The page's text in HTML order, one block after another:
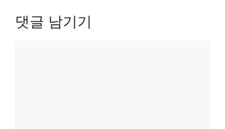
댓글 남기기